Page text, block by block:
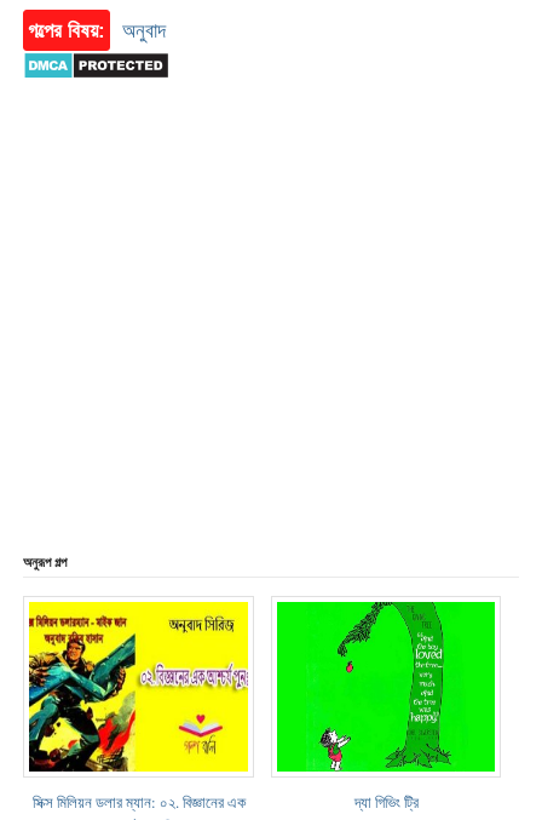
গল্পের বিষয়: অনুবাদ
অনুরূপ গল্প
সিক্স মিলিয়ন ডলার ম্যান: ০২. বিজ্ঞানের এক
দ্যা গিভিং ট্রি